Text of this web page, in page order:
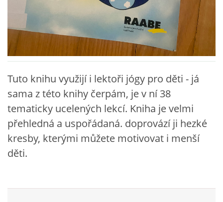
VZDĚLÁVACÍ BLOK PROSINEC
VZDĚLÁVACÍ BLOK LEDEN
VZDĚLÁVACÍ BLOK BŘEZEN
VZDĚLÁVACÍ BLOK DUBEN
VÝTVARNÉ TECHNIKY
VÝTVARNÉ POMŮCKY
Tuto knihu využijí i lektoři jógy pro děti - já
sama z této knihy čerpám, je v ní 38
tematicky ucelených lekcí. Kniha je velmi
přehledná a uspořádaná. doprovází ji hezké
kresby, kterými můžete motivovat i menší
děti.